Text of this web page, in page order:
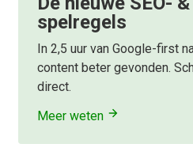
spelregels
In 2,5 uur van Google-first
content beter gevonden.
direct.
Meer weten